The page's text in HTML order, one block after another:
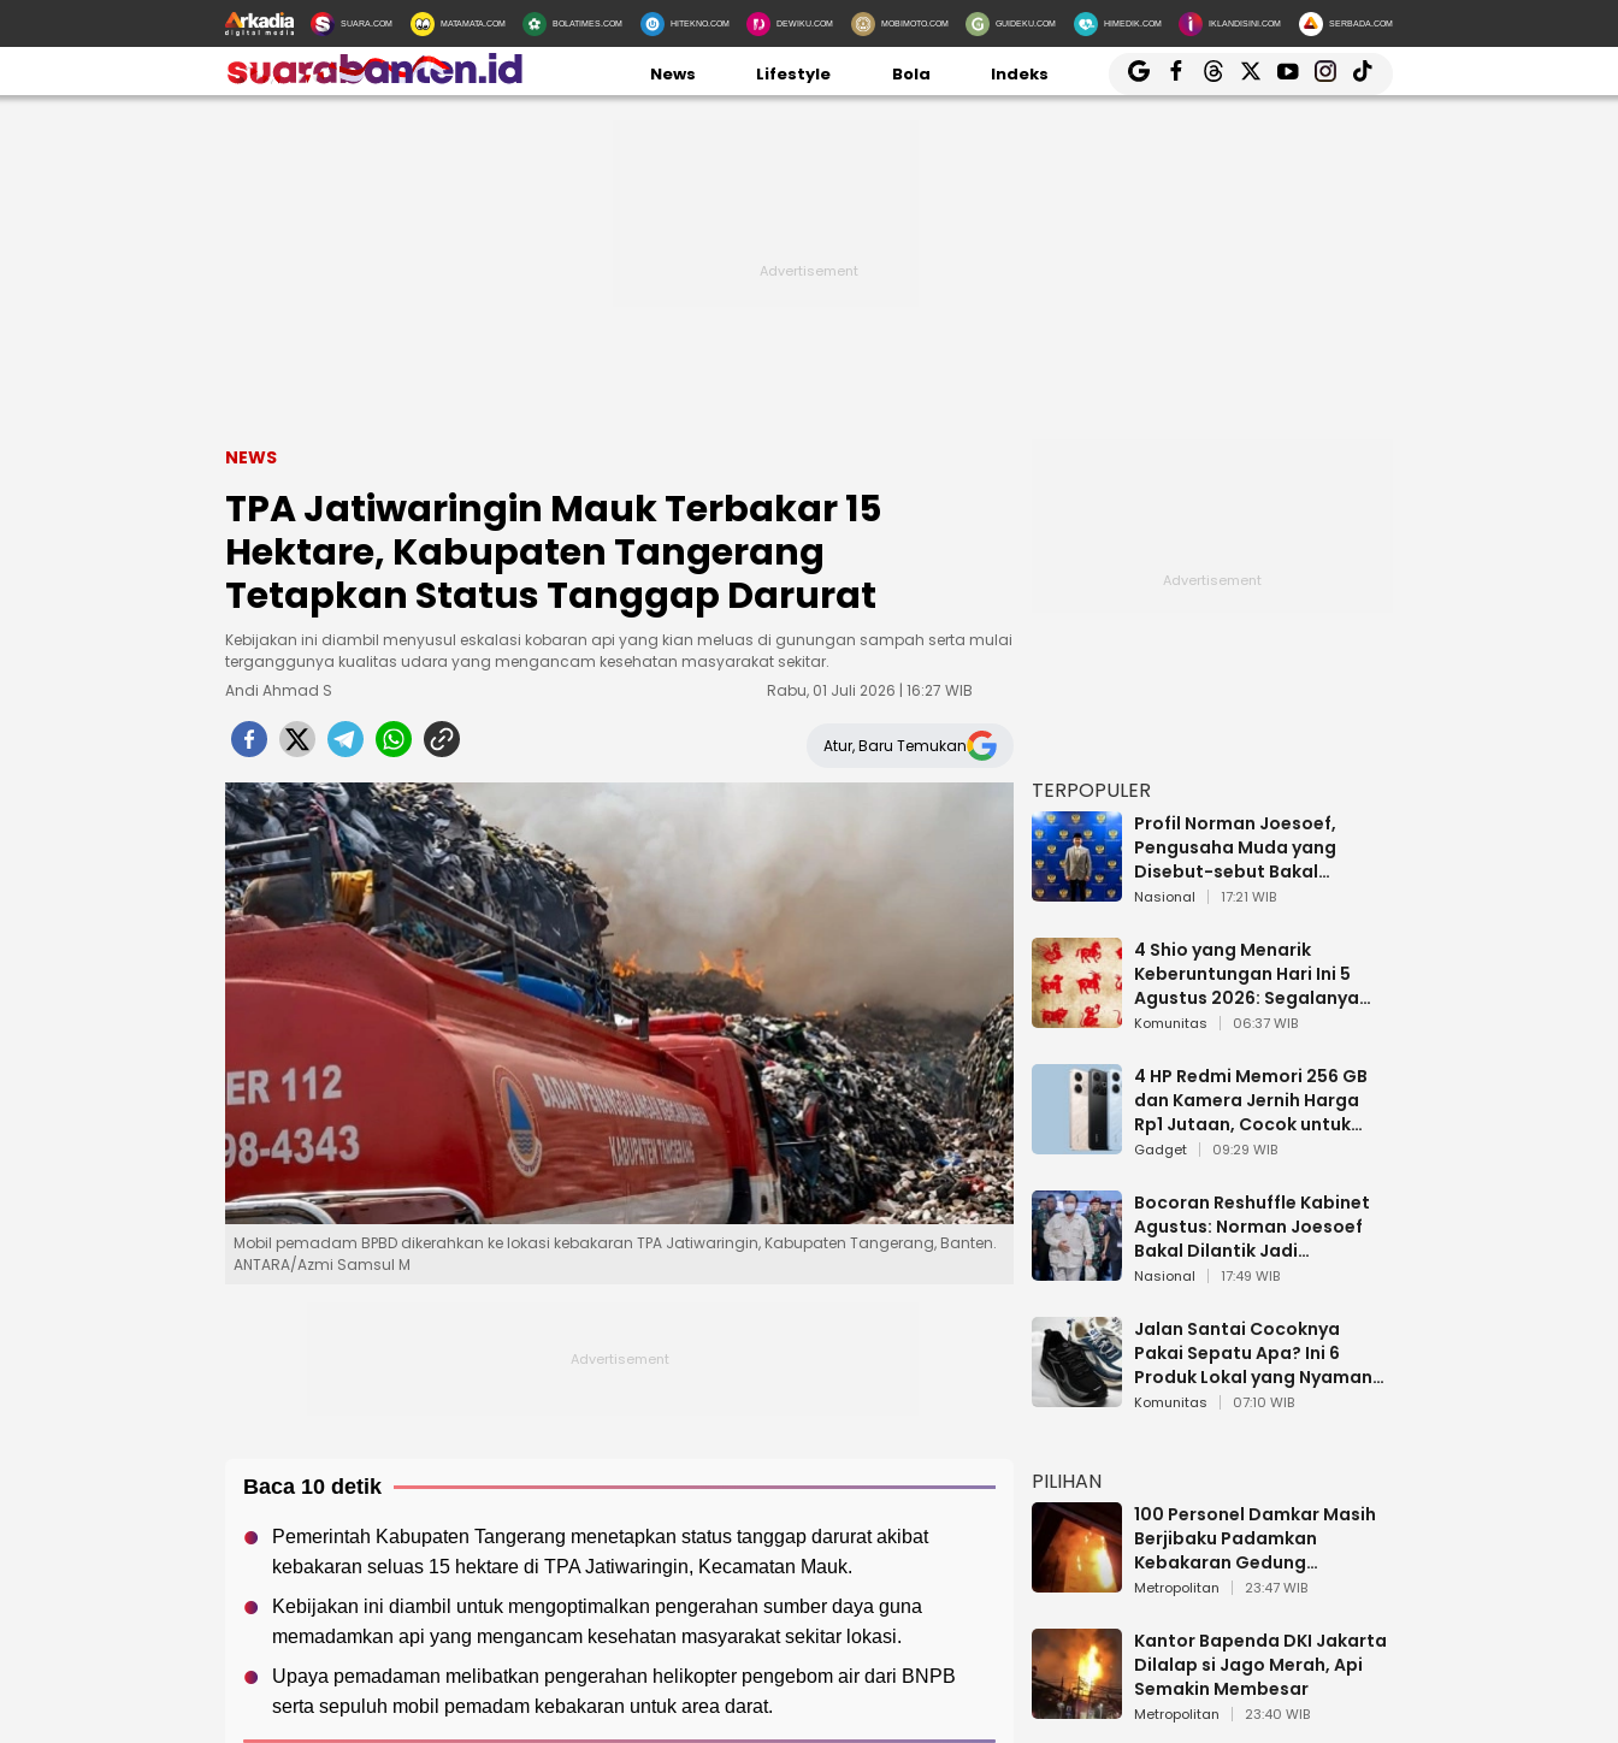
SUARA.COM MATAMATA.COM BOLATIMES.COM HITEKNO.COM DEWIKU.COM MOBIMOTO.COM GUIDEKU.COM HIMEDIK.COM IKLANDISINI.COM SERBADA.COM
News Lifestyle Bola Indeks
NEWS
TPA Jatiwaringin Mauk Terbakar 15
Hektare, Kabupaten Tangerang
Tetapkan Status Tanggap Darurat
Kebijakan ini diambil menyusul eskalasi kobaran api yang kian meluas di gunungan sampah serta mulai
terganggunya kualitas udara yang mengancam kesehatan masyarakat sekitar.
Andi Ahmad S
Rabu, 01 Juli 2026 | 16:27 WIB
Atur, Baru Temukan
Mobil pemadam BPBD dikerahkan ke lokasi kebakaran TPA Jatiwaringin, Kabupaten Tangerang, Banten.
ANTARA/Azmi Samsul M
Baca 10 detik
Pemerintah Kabupaten Tangerang menetapkan status tanggap darurat akibat
kebakaran seluas 15 hektare di TPA Jatiwaringin, Kecamatan Mauk.
Kebijakan ini diambil untuk mengoptimalkan pengerahan sumber daya guna
memadamkan api yang mengancam kesehatan masyarakat sekitar lokasi.
Upaya pemadaman melibatkan pengerahan helikopter pengebom air dari BNPB
serta sepuluh mobil pemadam kebakaran untuk area darat.
TERPOPULER
Profil Norman Joesoef,
Pengusaha Muda yang
Disebut-sebut Bakal
Dilantik Jadi Wamenhan RI
Nasional 17:21 WIB
4 Shio yang Menarik
Keberuntungan Hari Ini 5
Agustus 2026: Segalanya
Berjalan Lancar
Komunitas 06:37 WIB
4 HP Redmi Memori 256 GB
dan Kamera Jernih Harga
Rp1 Jutaan, Cocok untuk
Multitasking
Gadget 09:29 WIB
Bocoran Reshuffle Kabinet
Agustus: Norman Joesoef
Bakal Dilantik Jadi
Wamenhan RI
Nasional 17:49 WIB
Jalan Santai Cocoknya
Pakai Sepatu Apa? Ini 6
Produk Lokal yang Nyaman
Buat 17 Agustusan
Komunitas 07:10 WIB
PILIHAN
100 Personel Damkar Masih
Berjibaku Padamkan
Kebakaran Gedung
Bapenda DKI
Metropolitan 23:47 WIB
Kantor Bapenda DKI Jakarta
Dilalap si Jago Merah, Api
Semakin Membesar
Metropolitan 23:40 WIB